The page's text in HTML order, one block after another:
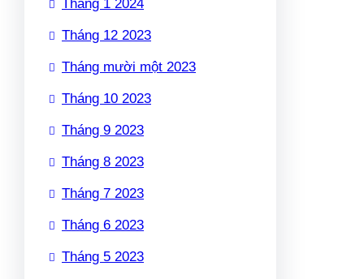
Tháng 1 2024
Tháng 12 2023
Tháng mười một 2023
Tháng 10 2023
Tháng 9 2023
Tháng 8 2023
Tháng 7 2023
Tháng 6 2023
Tháng 5 2023